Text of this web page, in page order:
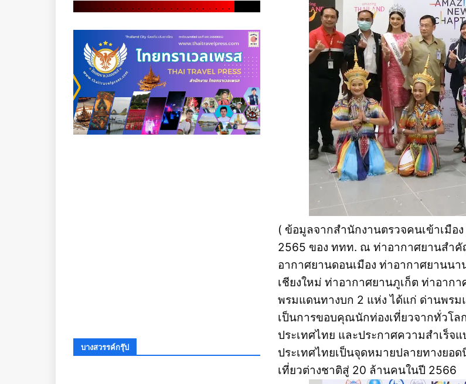
( ข้อมูลจากสำนักงานตรวจคนเข้าเมือ
2565 ของ ททท. ณ ท่าอากาศยานสำ
อากาศยานดอนเมือง ท่าอากาศยานน
เชียงใหม่ ท่าอากาศยานภูเก็ต ท่าอา
พรมแดนทางบก 2 แห่ง ได้แก่ ด่านพร
เป็นการขอบคุณนักท่องเที่ยวจากทั่วโล
ประเทศไทย และประกาศความสำเร็
ประเทศไทยเป็นจุดหมายปลายทางยอ
เที่ยวต่างชาติสู่ 20 ล้านคนในปี 2566
. . . . . . . . . . . . . . . . . . . . . . . .
บางสวรรค์กรุ๊ป